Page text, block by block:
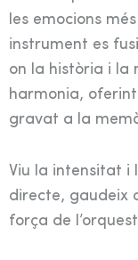
les emocions
instrument es
on la història i la
harmonia,
gravat a la
Viu la intensitat i
directe, gaudeix
força de